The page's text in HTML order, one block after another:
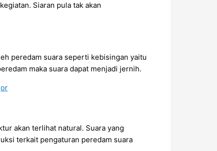
Siaran pula tak akan
peredam suara seperti kebisingan yaitu
maka suara dapat menjadi jernih.
akan terlihat natural. Suara yang
terkait pengaturan peredam suara